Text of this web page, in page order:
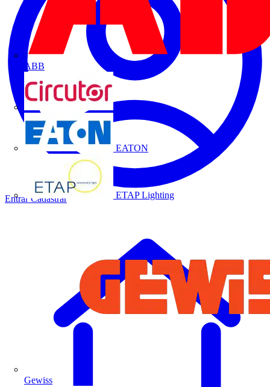
ABB
CIRCUTOR
EATON
ETAP Lighting
Gewiss
Entrar Cadastrar